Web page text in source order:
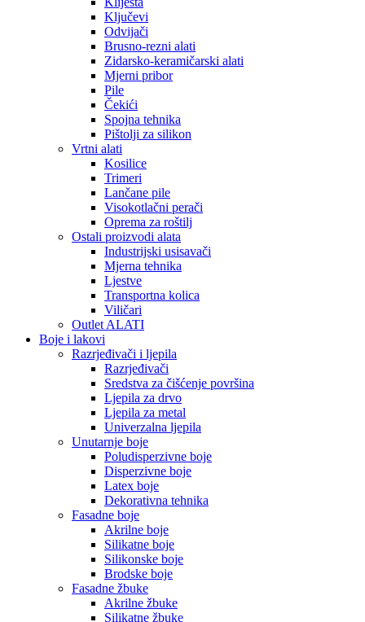
Ključevi
Odvijači
Brusno-rezni alati
Zidarsko-keramičarski alati
Mjerni pribor
Pile
Čekići
Spojna tehnika
Pištolji za silikon
Vrtni alati
Kosilice
Trimeri
Lančane pile
Visokotlačni perači
Oprema za roštilj
Ostali proizvodi alata
Industrijski usisavači
Mjerna tehnika
Ljestve
Transportna kolica
Viličari
Outlet ALATI
Boje i lakovi
Razrjeđivači i ljepila
Razrjeđivači
Sredstva za čišćenje površina
Ljepila za drvo
Ljepila za metal
Univerzalna ljepila
Unutarnje boje
Poludisperzivne boje
Disperzivne boje
Latex boje
Dekorativna tehnika
Fasadne boje
Akrilne boje
Silikatne boje
Silikonske boje
Brodske boje
Fasadne žbuke
Akrilne žbuke
Silikatne žbuke